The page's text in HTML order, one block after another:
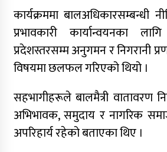
कार्यक्रममा बालअधिकारसम्बन्धी
प्रभावकारी कार्यान्वयनका
प्रदेशस्तरसम्म अनुगमन र निगरानी
विषयमा छलफल गरिएको थियो ।
सहभागीहरूले बालमैत्री वातावरण
अभिभावक, समुदाय र नागरिक
अपरिहार्य रहेको बताएका थिए ।